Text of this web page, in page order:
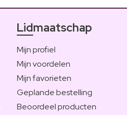
Lidmaatschap
Mijn profiel
Mijn voordelen
Mijn favorieten
Geplande bestelling
Beoordeel producten